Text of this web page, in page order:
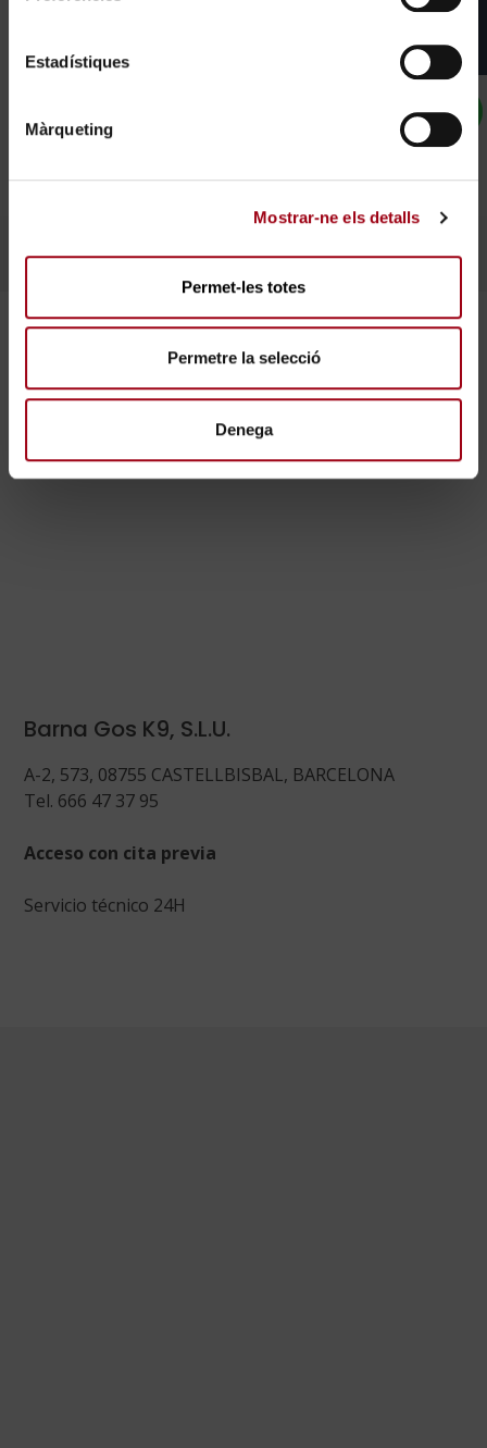
Estadístiques
Màrqueting
Mostrar-ne els detalls
Permet-les totes
Permetre la selecció
Denega
Departament Barna Dip (Security Management,
Departament Barna Dron (empresa homologada
per AESA, drons de seguretat privada i policies
locals)
Barna Gos K9, S.L.U.
A-2, 573, 08755 CASTELLBISBAL, BARCELONA
Tel. 666 47 37 95
Acceso con cita previa
Servicio técnico 24H